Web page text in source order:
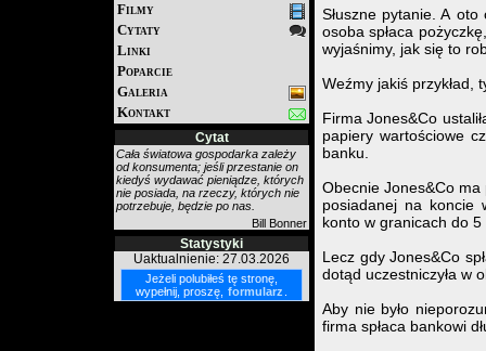
Filmy
Cytaty
Linki
Poparcie
Galeria
Kontakt
Cytat
Cała światowa gospodarka zależy
od konsumenta; jeśli przestanie on
kiedyś wydawać pieniądze, których
nie posiada, na rzeczy, których nie
potrzebuje, będzie po nas.
Bill Bonner
Statystyki
Uaktualnienie: 27.03.2026
Jeżeli polubiłeś tę stronę,
wypełnij, proszę, formularz
Słuszne pytanie. A
osoba spłaca
wyjaśnimy, jak się to
Weźmy jakiś przykład,
Firma Jones&Co
papiery wartościowe
banku.
Obecnie Jones&Co
posiadanej na koncie
konto w granicach do 5
Lecz gdy Jones&Co
dotąd uczestniczyła w
Aby nie było
firma spłaca bankowi